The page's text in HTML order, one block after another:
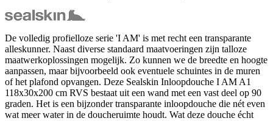
De volledig profielloze serie 'I AM' is met recht een transparante
alleskunner. Naast diverse standaard maatvoeringen zijn talloze
maatwerkoplossingen mogelijk. Zo kunnen we de breedte en hoogte
aanpassen, maar bijvoorbeeld ook eventuele schuintes in de muren
of het plafond opvangen. Deze Sealskin Inloopdouche I AM A1
118x30x200 cm RVS bestaat uit een wand met een vast deel op 90
graden. Het is een bijzonder transparante inloopdouche die nét even
wat meer water in de doucheruimte houdt. Wat deze douche écht